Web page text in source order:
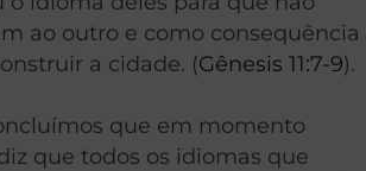
ao outro e como consequência
a cidade. (Gênesis 11:7-9).
que em momento
que todos os idiomas que